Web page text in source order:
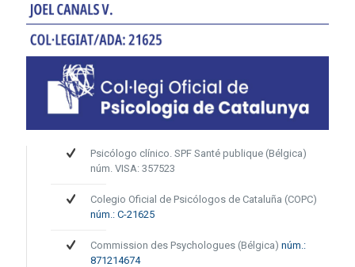
Psicólogo clínico. SPF Santé publique (Bélgica)
núm. VISA: 357523
Colegio Oficial de Psicólogos de Cataluña (COPC)
núm.: C-21625
Commission des Psychologues (Bélgica) núm.:
871214674